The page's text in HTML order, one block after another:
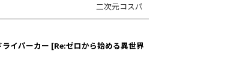
二次元コスパ
イパーカー [Re:ゼロから始める異世界